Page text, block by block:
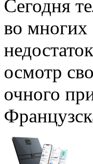
Сегодня
во многих
осмотр
очного